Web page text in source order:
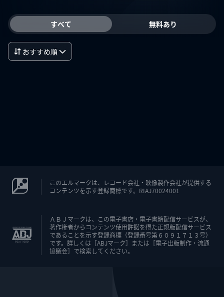
すべて 無料あり
おすすめ順
このエルマークは、レコード会社・映像製作会社が提供する
コンテンツを示す登録商標です。RIAJ70024001
ＡＢＪマークは、この電子書店・電子書籍配信サービスが、
著作権者からコンテンツ使用許諾を得た正規版配信サービス
であることを示す登録商標（登録番号第６０９１７１３号）
です。詳しくは［ABJマーク］または［電子出版制作・流通
協議会］で検索してください。